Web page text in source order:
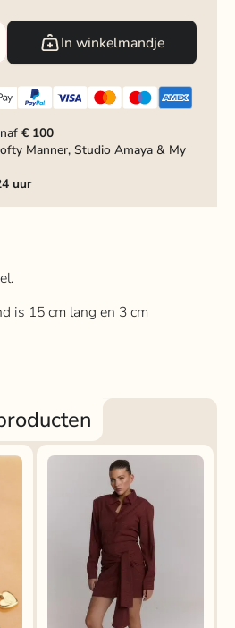
In winkelmandje
€ 100
Manner, Studio Amaya & My
uur
is 15 cm lang en 3 cm